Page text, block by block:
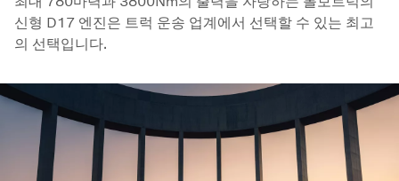
신형 D17 엔진은 트럭 운송 업계에서 선택할 수 있는 최고
의 선택입니다.